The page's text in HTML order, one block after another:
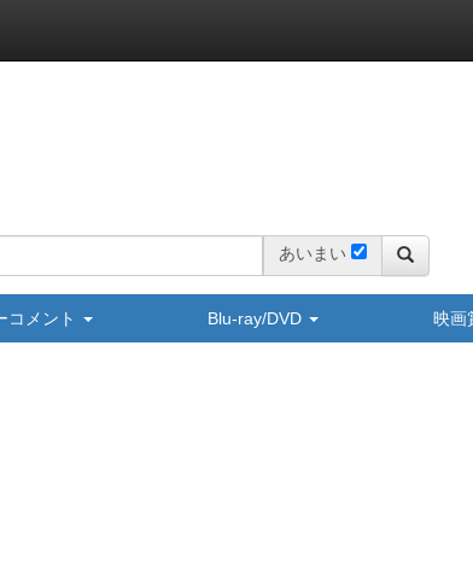
あいまい
コメント Blu-ray/DVD 映画